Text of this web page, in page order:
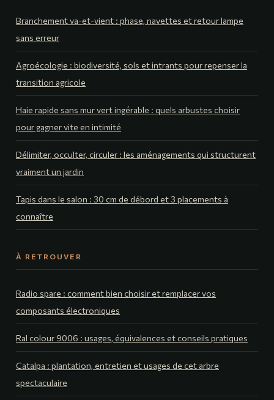
Branchement va-et-vient : phase, navettes et retour lampe
sans erreur
Agroécologie : biodiversité, sols et intrants pour repenser la
transition agricole
Haie rapide sans mur vert ingérable : quels arbustes choisir
pour gagner vite en intimité
Délimiter, occulter, circuler : les aménagements qui structurent
vraiment un jardin
Tapis dans le salon : 30 cm de débord et 3 placements à
connaître
À RETROUVER
Radio spare : comment bien choisir et remplacer vos
composants électroniques
Ral colour 9006 : usages, équivalences et conseils pratiques
Catalpa : plantation, entretien et usages de cet arbre
spectaculaire